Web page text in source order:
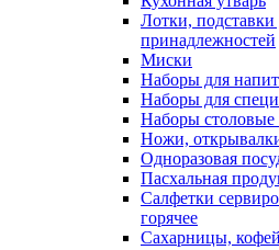
Лотки,
принадлежностей
Миски
Наборы для
Наборы для
Наборы
Ножи,
Одноразовая
Пасхальная
Салфетки
горячее
Сахарницы,